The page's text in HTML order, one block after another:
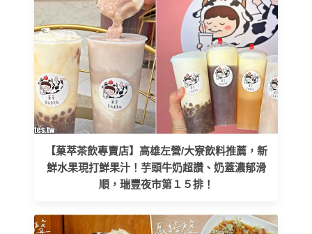
【菓萃茶飲專賣店】高雄左營/大寮飲料推薦，新
鮮水果現打鮮果汁！芋頭牛奶超讚、奶蓋濃郁滑
順，瑞豐夜市第１５排！